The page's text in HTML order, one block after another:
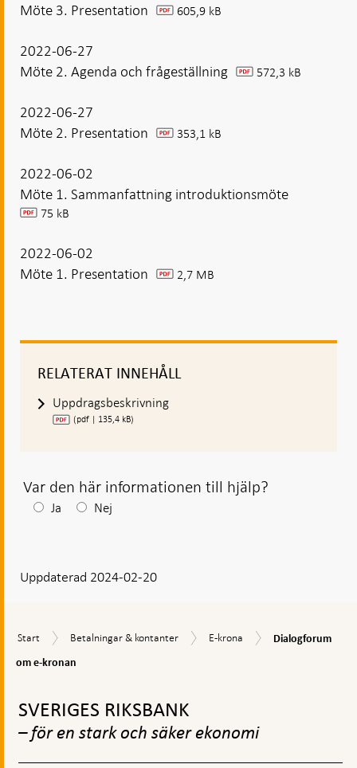
Möte 3. Presentation pdf 605,9 kB
2022-06-27
Möte 2. Agenda och frågeställning pdf 572,3 kB
2022-06-27
Möte 2. Presentation pdf 353,1 kB
2022-06-02
Möte 1. Sammanfattning introduktionsmöte
pdf 75 kB
2022-06-02
Möte 1. Presentation pdf 2,7 MB
RELATERAT INNEHÅLL
Uppdragsbeskrivning
(pdf | 135,4 kB)
Var den här informationen till hjälp?
Efter
visas
Ja Nej
Uppdaterad 2024-02-20
Start
Start
Betalningar
kontanter
Betalningar & kontanter
E-
E-krona
Dialogforum
Dialogforum
om e-kronan
toppnavigation
SVERIGES RIKSBANK
– för en stark och säker ekonomi